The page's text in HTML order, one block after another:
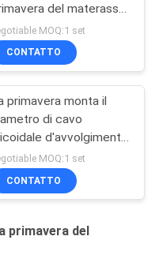
del materasso
3 fasi 380V monta la
del letto della
di trafilatura
MOQ:1 set
CONTATTO
primavera monta il
di cavo
d'avvolgimento
primavera della
del materasso
1.7
MOQ:1 set
CONTATTO
primavera del